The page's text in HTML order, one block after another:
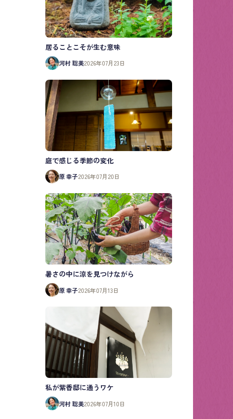
居ることこそが生む意味
河村 聡美2026年07月23日
庭で感じる季節の変化
原 幸子2026年07月20日
暑さの中に涼を見つけながら
原 幸子2026年07月13日
私が紫香邸に通うワケ
河村 聡美2026年07月10日